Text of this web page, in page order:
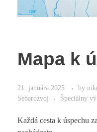
Mapa k
21. januára 2025 by
Sebarozvoj
Špeciálny
Každá cesta k úspechu